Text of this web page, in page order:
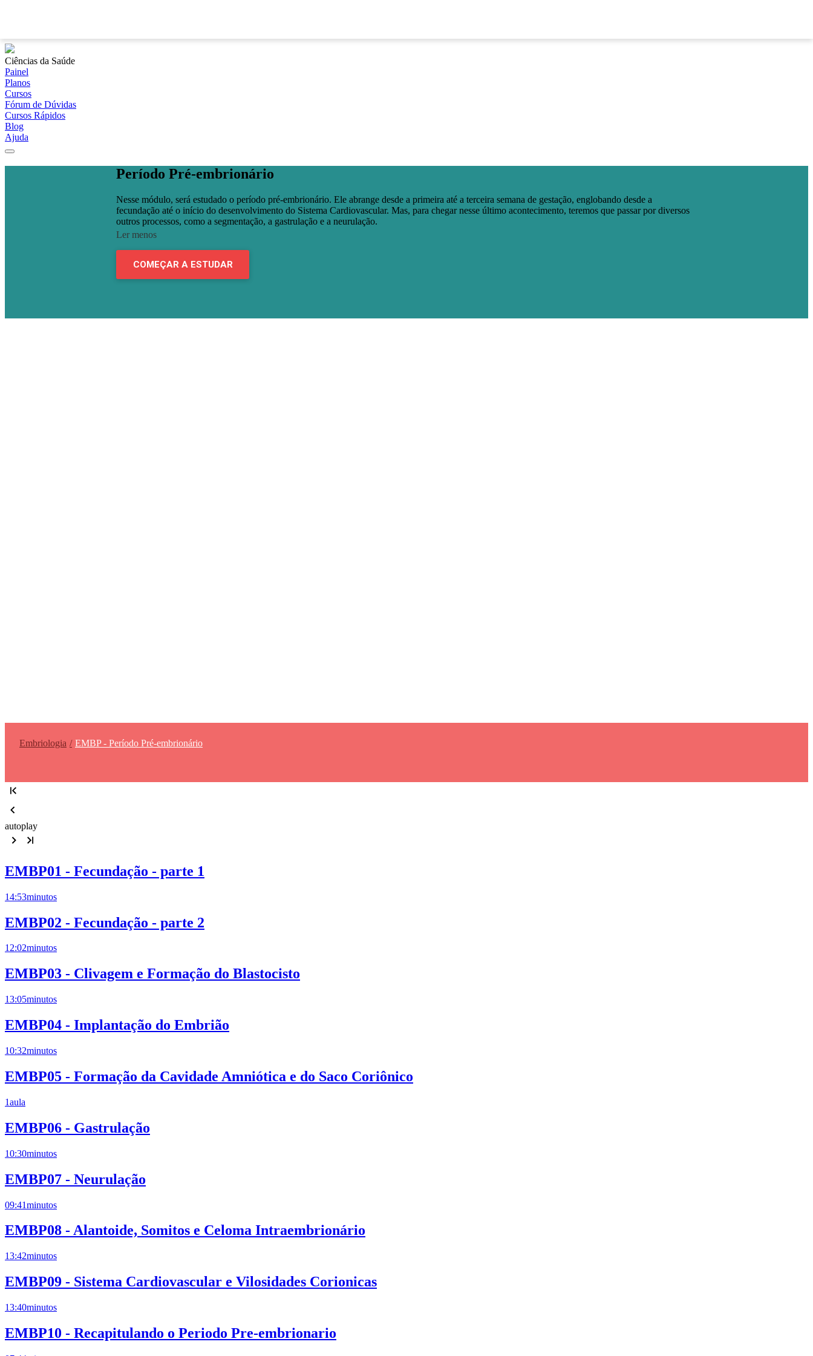
Ciências da Saúde
Painel
Planos
Cursos
Fórum de Dúvidas
Cursos Rápidos
Blog
Ajuda
Período Pré-embrionário
Nesse módulo, será estudado o período pré-embrionário. Ele abrange desde a primeira até a terceira semana de gestação, englobando desde a
fecundação até o início do desenvolvimento do Sistema Cardiovascular. Mas, para chegar nesse último acontecimento, teremos que passar por diversos
outros processos, como a segmentação, a gastrulação e a neurulação.
Ler menos
COMEÇAR A ESTUDAR
Embriologia EMBP - Período Pré-embrionário
autoplay
EMBP01 - Fecundação - parte 1
14:53minutos
EMBP02 - Fecundação - parte 2
12:02minutos
EMBP03 - Clivagem e Formação do Blastocisto
13:05minutos
EMBP04 - Implantação do Embrião
10:32minutos
EMBP05 - Formação da Cavidade Amniótica e do Saco Coriônico
1aula
EMBP06 - Gastrulação
10:30minutos
EMBP07 - Neurulação
09:41minutos
EMBP08 - Alantoide, Somitos e Celoma Intraembrionário
13:42minutos
EMBP09 - Sistema Cardiovascular e Vilosidades Corionicas
13:40minutos
EMBP10 - Recapitulando o Periodo Pre-embrionario